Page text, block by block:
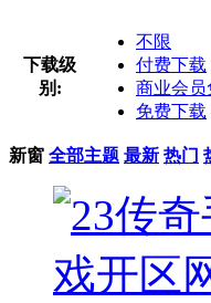
下载级
别:
不限
付费下载
商业会员
免费下载
新窗 全部主题 最新 热门